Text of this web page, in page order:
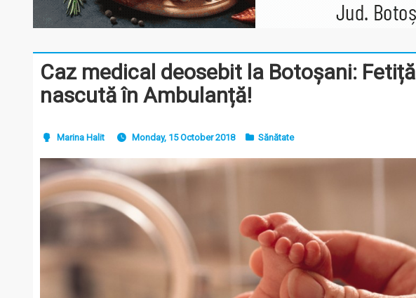
Caz medical deosebit la Botoșani: Fetiță
nascută în Ambulanță!
Marina Halit Monday, 15 October 2018 Sănătate